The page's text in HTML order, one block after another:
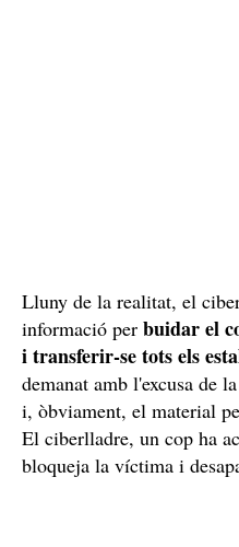
Lluny de la realitat, el
informació per buidar el
i transferir-se tots els
demanat amb l'excusa de
i, òbviament, el material
El ciberlladre, un cop ha
bloqueja la víctima i